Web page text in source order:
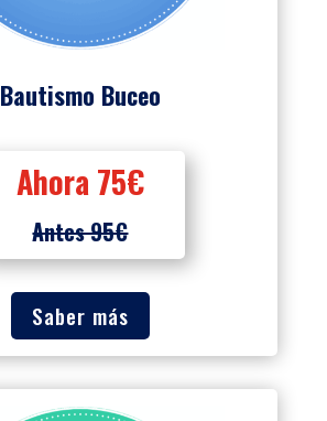
Bautismo Buceo
Ahora 75€
Antes 95€
Saber más